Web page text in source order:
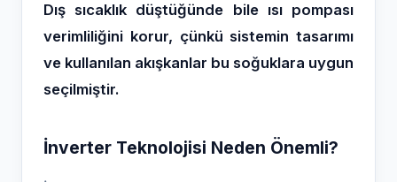
Dış sıcaklık düştüğünde bile ısı pompası
verimliliğini korur, çünkü sistemin tasarımı
ve kullanılan akışkanlar bu soğuklara uygun
seçilmiştir.
İnverter Teknolojisi Neden Önemli?